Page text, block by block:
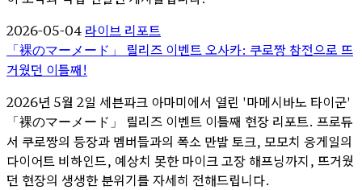
2026-05-04 라이브 리포트
「裸のマーメード」 릴리즈 이벤트 오사카: 쿠로짱 참전으로 뜨
거웠던 이틀째!
2026년 5월 2일 세븐파크 아마미에서 열린 '마메시바노 타이군'
「裸のマーメード」 릴리즈 이벤트 이틀째 현장 리포트. 프로듀
서 쿠로짱의 등장과 멤버들과의 폭소 만발 토크, 모모치 응게일의
다이어트 비하인드, 예상치 못한 마이크 고장 해프닝까지, 뜨거웠
던 현장의 생생한 분위기를 자세히 전해드립니다.